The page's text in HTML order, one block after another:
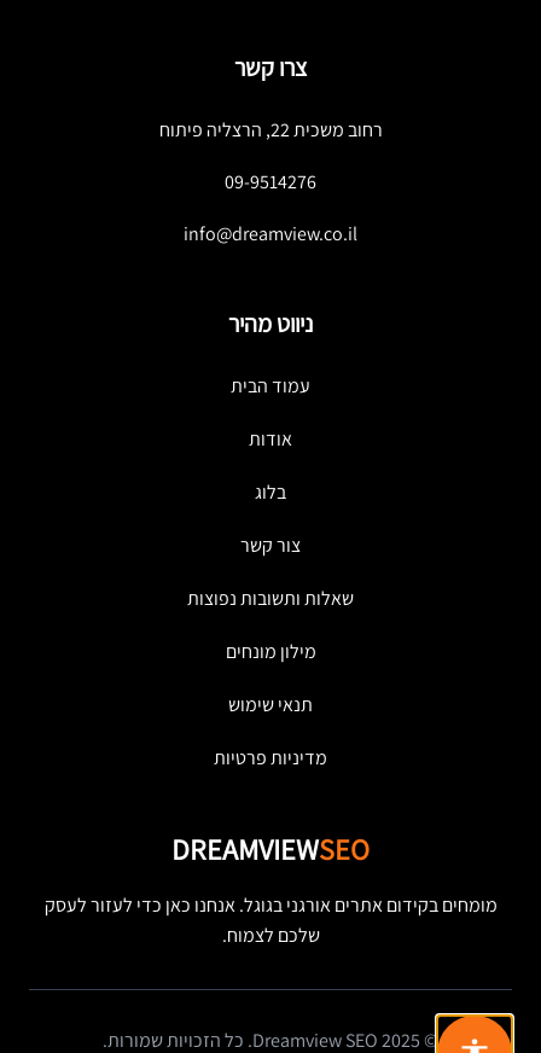
צרו קשר
רחוב משכית 22, הרצליה פיתוח
09-9514276
info@dreamview.co.il
ניווט מהיר
עמוד הבית
אודות
בלוג
צור קשר
שאלות ותשובות נפוצות
מילון מונחים
תנאי שימוש
מדיניות פרטיות
DREAMVIEWSEO
מומחים בקידום אתרים אורגני בגוגל. אנחנו כאן כדי לעזור לעסק
שלכם לצמוח.
© 2025 Dreamview SEO. כל הזכויות שמורות.